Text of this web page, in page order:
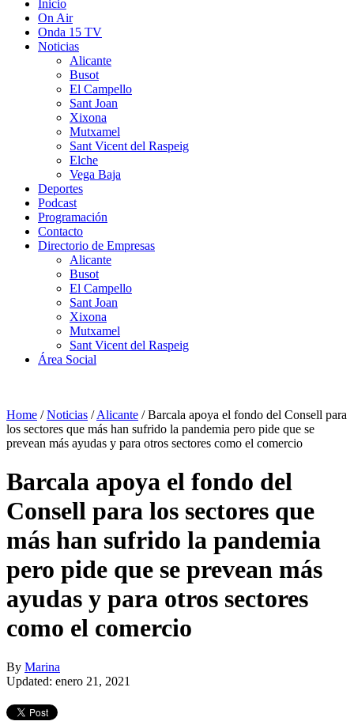
Inicio
On Air
Onda 15 TV
Noticias
Alicante
Busot
El Campello
Sant Joan
Xixona
Mutxamel
Sant Vicent del Raspeig
Elche
Vega Baja
Deportes
Podcast
Programación
Contacto
Directorio de Empresas
Alicante
Busot
El Campello
Sant Joan
Xixona
Mutxamel
Sant Vicent del Raspeig
Área Social
Home /Noticias /Alicante /Barcala apoya el fondo del Consell para
los sectores que más han sufrido la pandemia pero pide que se
prevean más ayudas y para otros sectores como el comercio
Barcala apoya el fondo del
Consell para los sectores que
más han sufrido la pandemia
pero pide que se prevean más
ayudas y para otros sectores
como el comercio
By Marina
Updated: enero 21, 2021